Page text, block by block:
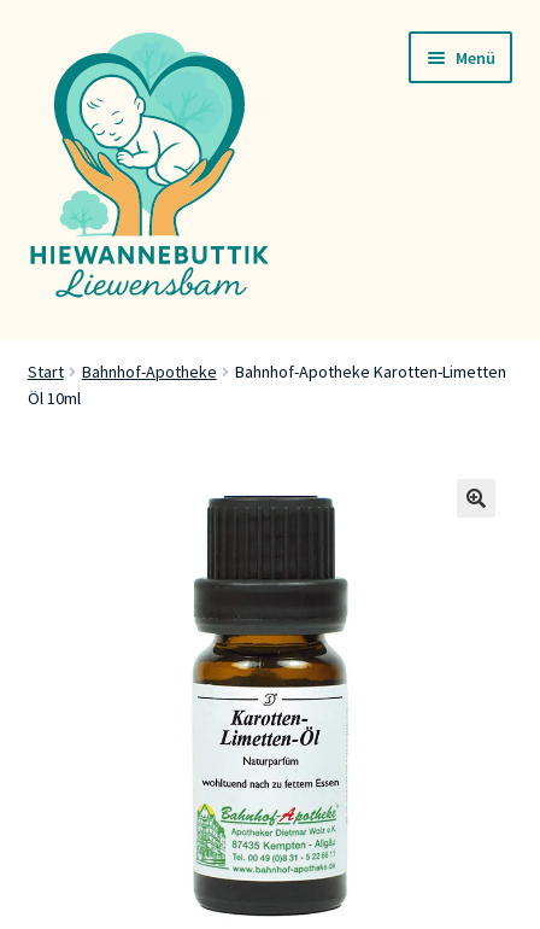
Navigation
springen
Inhalt
springen
Menü
Servicer
Start Bahnhof-Apotheke
Bahnhof-Apotheke Karotten-Limetten
Öl 10ml